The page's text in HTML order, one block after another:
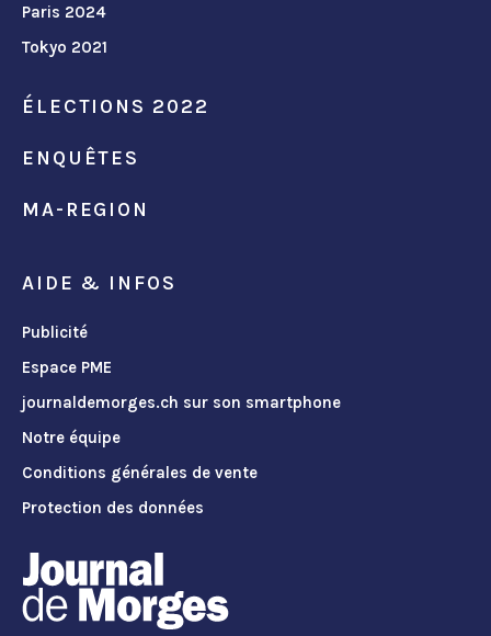
Paris 2024
Tokyo 2021
ÉLECTIONS 2022
ENQUÊTES
MA-REGION
AIDE & INFOS
Publicité
Espace PME
journaldemorges.ch sur son smartphone
Notre équipe
Conditions générales de vente
Protection des données